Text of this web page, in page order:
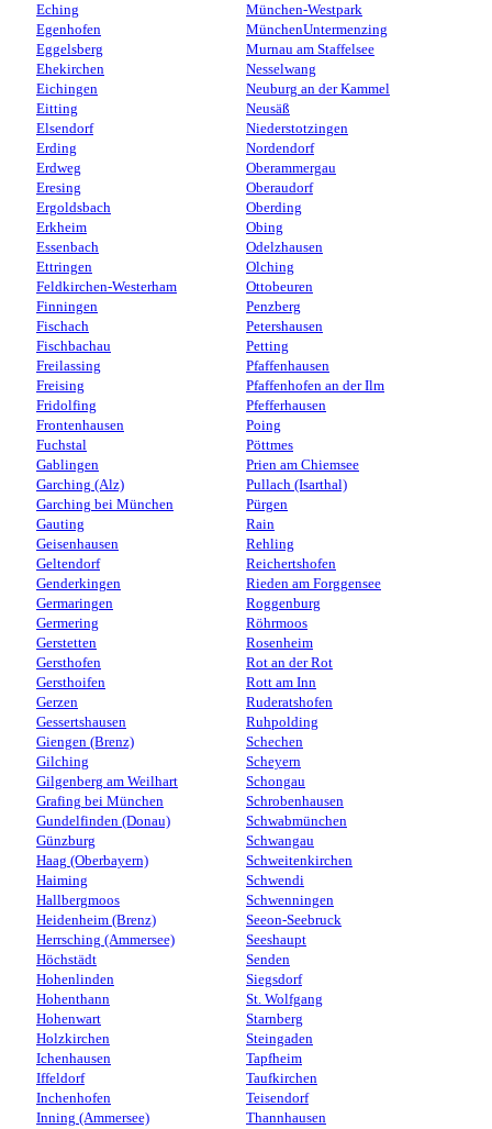
Eching
Egenhofen
Eggelsberg
Ehekirchen
Eichingen
Eitting
Elsendorf
Erding
Erdweg
Eresing
Ergoldsbach
Erkheim
Essenbach
Ettringen
Feldkirchen-Westerham
Finningen
Fischach
Fischbachau
Freilassing
Freising
Fridolfing
Frontenhausen
Fuchstal
Gablingen
Garching (Alz)
Garching bei München
Gauting
Geisenhausen
Geltendorf
Genderkingen
Germaringen
Germering
Gerstetten
Gersthofen
Gersthoifen
Gerzen
Gessertshausen
Giengen (Brenz)
Gilching
Gilgenberg am Weilhart
Grafing bei München
Gundelfinden (Donau)
Günzburg
Haag (Oberbayern)
Haiming
Hallbergmoos
Heidenheim (Brenz)
Herrsching (Ammersee)
Höchstädt
Hohenlinden
Hohenthann
Hohenwart
Holzkirchen
Ichenhausen
Iffeldorf
Inchenhofen
Inning (Ammersee)
München-Westpark
MünchenUntermenzing
Murnau am Staffelsee
Nesselwang
Neuburg an der Kammel
Neusäß
Niederstotzingen
Nordendorf
Oberammergau
Oberaudorf
Oberding
Obing
Odelzhausen
Olching
Ottobeuren
Penzberg
Petershausen
Petting
Pfaffenhausen
Pfaffenhofen an der Ilm
Pfefferhausen
Poing
Pöttmes
Prien am Chiemsee
Pullach (Isarthal)
Pürgen
Rain
Rehling
Reichertshofen
Rieden am Forggensee
Roggenburg
Röhrmoos
Rosenheim
Rot an der Rot
Rott am Inn
Ruderatshofen
Ruhpolding
Schechen
Scheyern
Schongau
Schrobenhausen
Schwabmünchen
Schwangau
Schweitenkirchen
Schwendi
Schwenningen
Seeon-Seebruck
Seeshaupt
Senden
Siegsdorf
St. Wolfgang
Starnberg
Steingaden
Tapfheim
Taufkirchen
Teisendorf
Thannhausen